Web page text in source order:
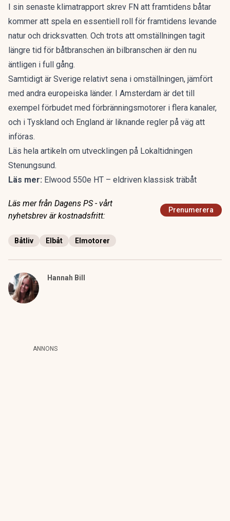
I sin senaste klimatrapport skrev FN att framtidens båtar
kommer att spela en essentiell roll för framtidens levande
natur och dricksvatten. Och trots att omställningen tagit
längre tid för båtbranschen än bilbranschen är den nu
äntligen i full gång.
Samtidigt är Sverige relativt sena i omställningen, jämfört
med andra europeiska länder. I Amsterdam är det till
exempel förbudet med förbränningsmotorer i flera kanaler,
och i Tyskland och England är liknande regler på väg att
införas.
Läs hela artikeln om utvecklingen på Lokaltidningen
Stenungsund.
Läs mer: Elwood 550e HT – eldriven klassisk träbåt
Läs mer från Dagens PS - vårt
nyhetsbrev är kostnadsfritt:
Prenumerera
Båtliv Elbåt Elmotorer
Hannah Bill
ANNONS